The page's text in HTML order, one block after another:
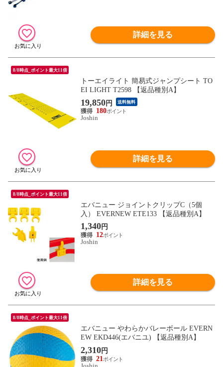
詳細を見る
8/8時点_ポイント最大11倍
トーエイライト 簡易式ジャンプシート TO
EI LIGHT T2598 【返品種別A】
19,850円 送料無料
180
Joshin
詳細を見る
8/8時点_ポイント最大11倍
エバニュー ジョイントクリップC（5個
入） EVERNEW ETE133 【返品種別A】
1,340円
12
Joshin
詳細を見る
8/8時点_ポイント最大11倍
エバニュー やわらかバレーボール EVERN
EW EKD446(エバニユ) 【返品種別A】
2,310円
21